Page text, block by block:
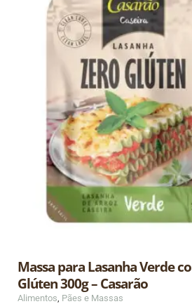
Massa para Lasanha Verde
Glúten 300g – Casarão
Alimentos Pães e Massas